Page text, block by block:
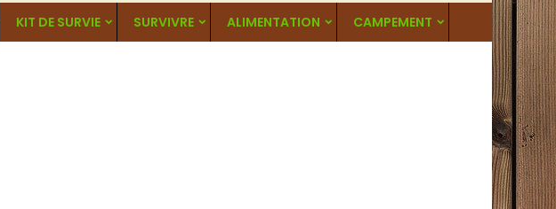
KIT DE SURVIE SURVIVRE ALIMENTATION CAMPEMENT